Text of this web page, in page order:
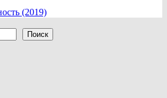
(2019)
Поиск